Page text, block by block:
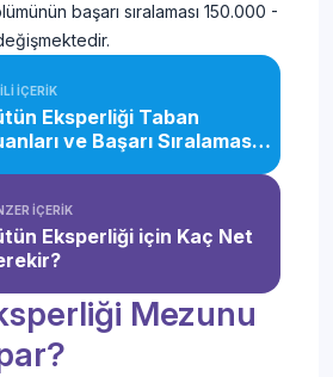
başarı sıralaması 150.000 -
İÇERİK
Eksperliği Taban
ve Başarı Sıralaması
İÇERİK
Eksperliği için Kaç Net
Mezunu